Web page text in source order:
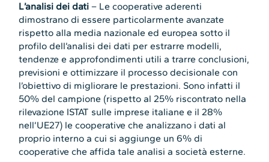
L’analisi dei dati – Le cooperative aderenti
dimostrano di essere particolarmente avanzate
rispetto alla media nazionale ed europea sotto il
profilo dell’analisi dei dati per estrarre modelli,
tendenze e approfondimenti utili a trarre conclusioni,
previsioni e ottimizzare il processo decisionale con
l’obiettivo di migliorare le prestazioni. Sono infatti il
50% del campione (rispetto al 25% riscontrato nella
rilevazione ISTAT sulle imprese italiane e il 28%
nell’UE27) le cooperative che analizzano i dati al
proprio interno a cui si aggiunge un 6% di
cooperative che affida tale analisi a società esterne.